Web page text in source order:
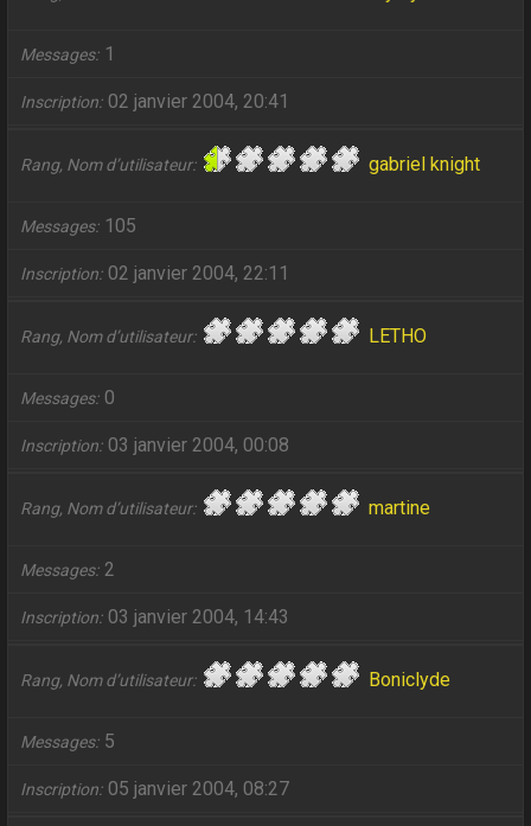
Messages 1
Inscription 02 janvier 2004, 20:41
Rang, Nom d’utilisateur gabriel knight
Messages 105
Inscription 02 janvier 2004, 22:11
Rang, Nom d’utilisateur LETHO
Messages 0
Inscription 03 janvier 2004, 00:08
Rang, Nom d’utilisateur martine
Messages 2
Inscription 03 janvier 2004, 14:43
Rang, Nom d’utilisateur Boniclyde
Messages 5
Inscription 05 janvier 2004, 08:27